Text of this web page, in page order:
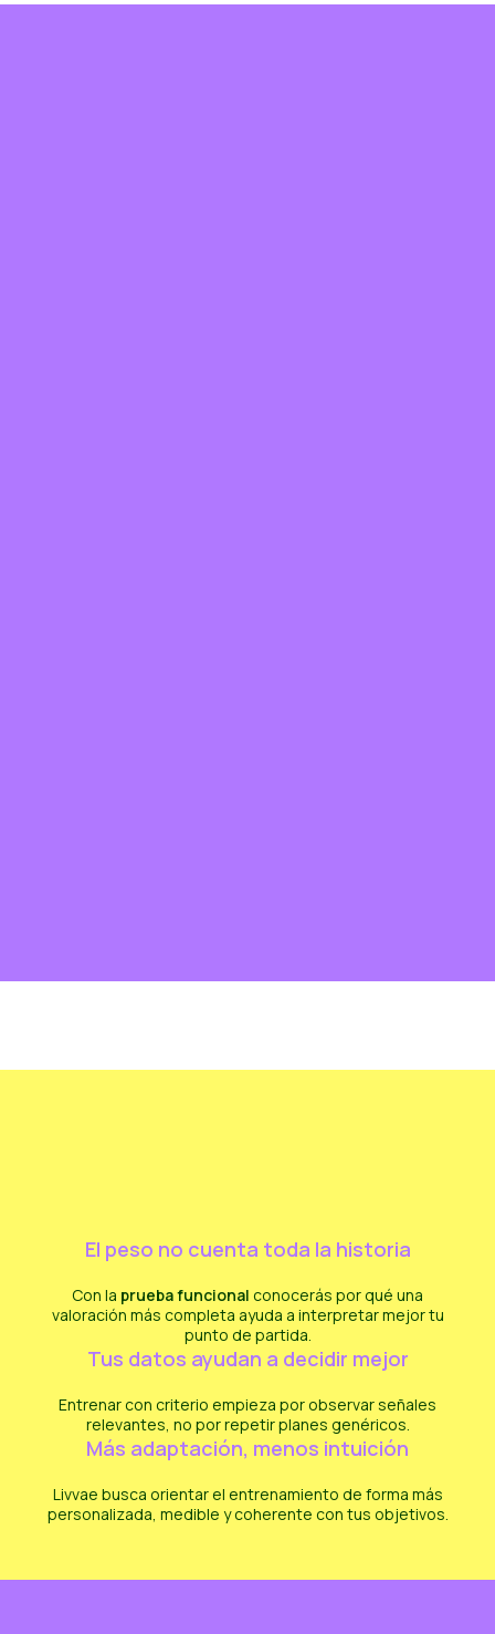
El peso no cuenta toda la historia
Con la prueba funcional conocerás por qué una
valoración más completa ayuda a interpretar mejor tu
punto de partida.
Tus datos ayudan a decidir mejor
Entrenar con criterio empieza por observar señales
relevantes, no por repetir planes genéricos.
Más adaptación, menos intuición
Livvae busca orientar el entrenamiento de forma más
personalizada, medible y coherente con tus objetivos.